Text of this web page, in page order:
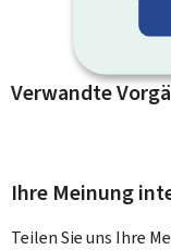
Verwandte
Ihre Meinung
Teilen Sie uns Ihre